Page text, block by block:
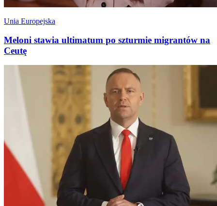
Unia Europejska
Meloni stawia ultimatum po szturmie migrantów na
Ceutę